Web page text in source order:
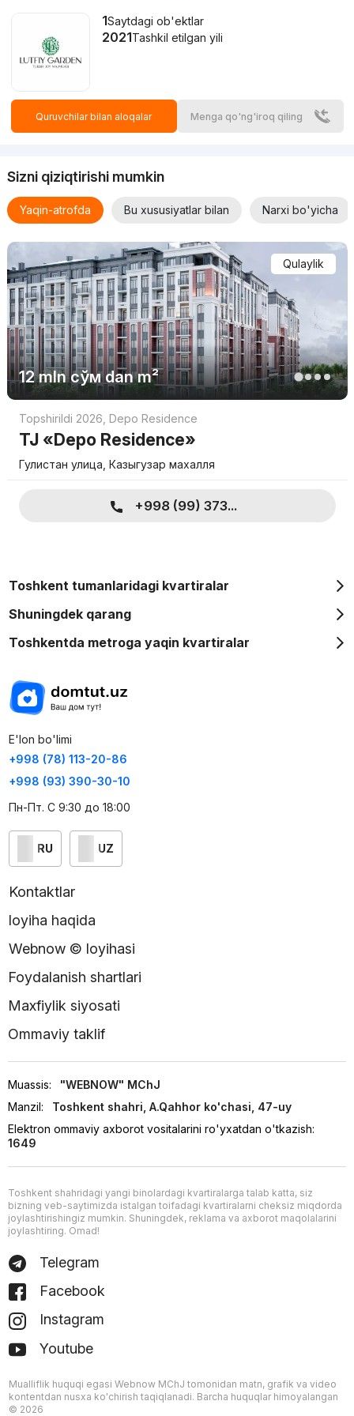
1Saytdagi ob'ektlar
2021Tashkil etilgan yili
Quruvchilar bilan aloqalar Menga qo'ng'iroq qiling
Sizni qiziqtirishi mumkin
Yaqin-atrofda Bu xususiyatlar bilan Narxi bo'yicha
Qulaylik
12 mln сўмdan m²
Topshirildi 2026 Depo Residence
TJ «Depo Residence»
Гулистан улица, Казыгузар махалля
+998 (99) 373...
Toshkent tumanlaridagi kvartiralar
Shuningdek qarang
Toshkentda metroga yaqin kvartiralar
E'lon bo'limi
+998 (78) 113-20-86
+998 (93) 390-30-10
Пн-Пт. С 9:30 до 18:00
RU UZ
Kontaktlar
loyiha haqida
Webnow © loyihasi
Foydalanish shartlari
Maxfiylik siyosati
Ommaviy taklif
Muassis:
"WEBNOW" MChJ
Manzil:
Toshkent shahri, A.Qahhor ko'chasi, 47-uy
Elektron ommaviy axborot vositalarini ro'yxatdan o'tkazish:
1649
Toshkent shahridagi yangi binolardagi kvartiralarga talab katta, siz
bizning veb-saytimizda istalgan toifadagi kvartiralarni cheksiz miqdorda
joylashtirishingiz mumkin. Shuningdek, reklama va axborot maqolalarini
joylashtiring. Omad!
Telegram
Facebook
Instagram
Youtube
Mualliflik huquqi egasi Webnow MChJ tomonidan matn, grafik va video
kontentdan nusxa ko'chirish taqiqlanadi. Barcha huquqlar himoyalangan
© 2026